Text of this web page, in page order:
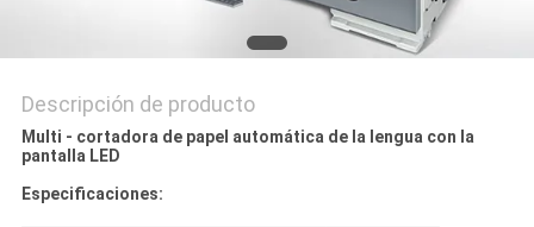
Descripción de producto
Multi - cortadora de papel automática de la lengua con la
pantalla LED
Especificaciones: